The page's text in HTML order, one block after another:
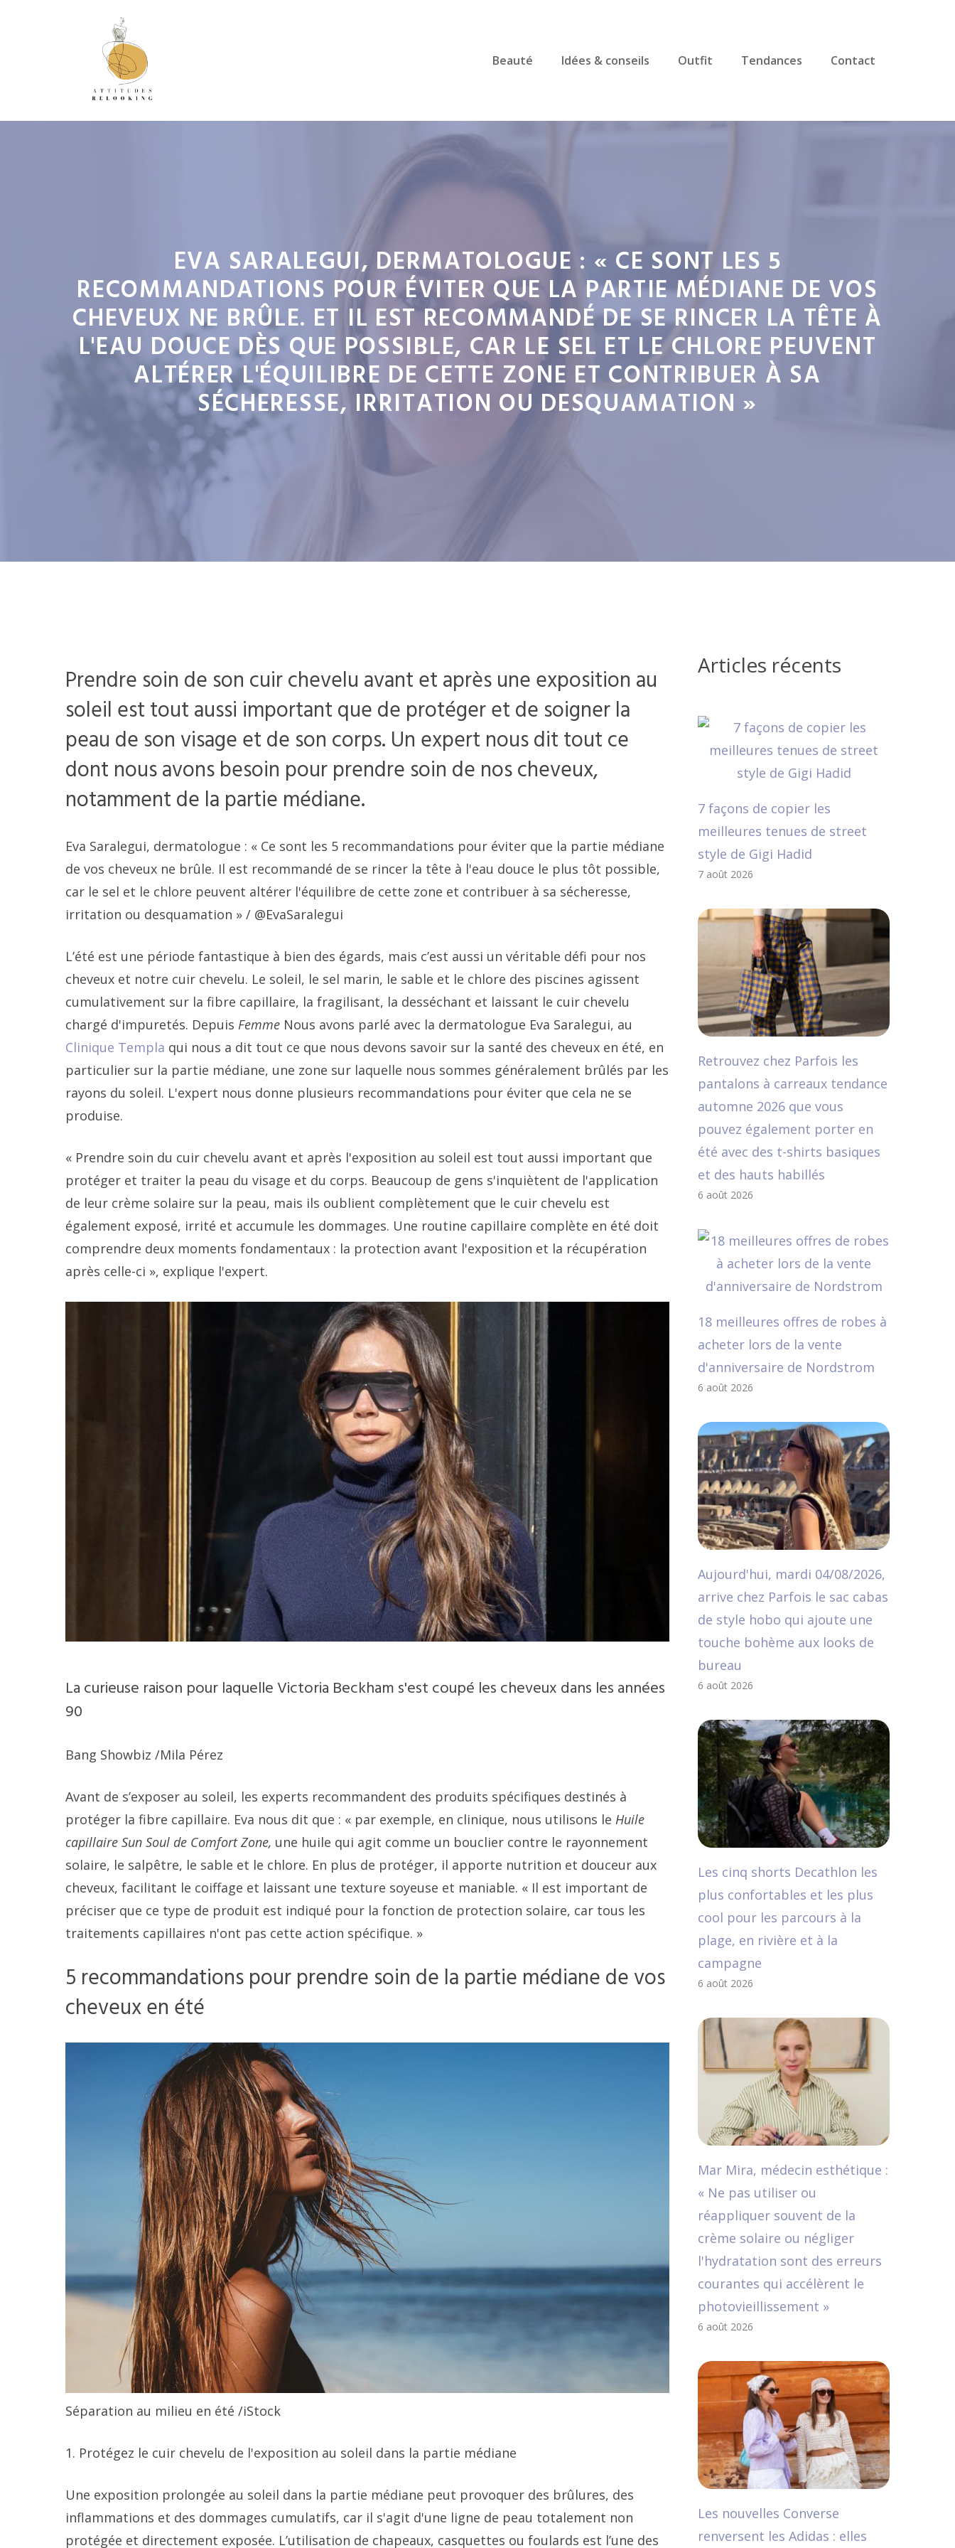
Beauté Idées & conseils Outfit Tendances Contact
EVA SARALEGUI, DERMATOLOGUE : « CE SONT LES 5
RECOMMANDATIONS POUR ÉVITER QUE LA PARTIE MÉDIANE DE VOS
CHEVEUX NE BRÛLE. ET IL EST RECOMMANDÉ DE SE RINCER LA TÊTE À
L'EAU DOUCE DÈS QUE POSSIBLE, CAR LE SEL ET LE CHLORE PEUVENT
ALTÉRER L'ÉQUILIBRE DE CETTE ZONE ET CONTRIBUER À SA
SÉCHERESSE, IRRITATION OU DESQUAMATION »
Prendre soin de son cuir chevelu avant et après une exposition au
soleil est tout aussi important que de protéger et de soigner la
peau de son visage et de son corps. Un expert nous dit tout ce
dont nous avons besoin pour prendre soin de nos cheveux,
notamment de la partie médiane.
Eva Saralegui, dermatologue : « Ce sont les 5 recommandations pour éviter que la partie médiane
de vos cheveux ne brûle. Il est recommandé de se rincer la tête à l'eau douce le plus tôt possible,
car le sel et le chlore peuvent altérer l'équilibre de cette zone et contribuer à sa sécheresse,
irritation ou desquamation » / @EvaSaralegui
L’été est une période fantastique à bien des égards, mais c’est aussi un véritable défi pour nos
cheveux et notre cuir chevelu. Le soleil, le sel marin, le sable et le chlore des piscines agissent
cumulativement sur la fibre capillaire, la fragilisant, la desséchant et laissant le cuir chevelu
chargé d'impuretés. Depuis Femme Nous avons parlé avec la dermatologue Eva Saralegui, au
Clinique Templa qui nous a dit tout ce que nous devons savoir sur la santé des cheveux en été, en
particulier sur la partie médiane, une zone sur laquelle nous sommes généralement brûlés par les
rayons du soleil. L'expert nous donne plusieurs recommandations pour éviter que cela ne se
produise.
« Prendre soin du cuir chevelu avant et après l'exposition au soleil est tout aussi important que
protéger et traiter la peau du visage et du corps. Beaucoup de gens s'inquiètent de l'application
de leur crème solaire sur la peau, mais ils oublient complètement que le cuir chevelu est
également exposé, irrité et accumule les dommages. Une routine capillaire complète en été doit
comprendre deux moments fondamentaux : la protection avant l'exposition et la récupération
après celle-ci », explique l'expert.
La curieuse raison pour laquelle Victoria Beckham s'est coupé les cheveux dans les années
90
Bang Showbiz /Mila Pérez
Avant de s’exposer au soleil, les experts recommandent des produits spécifiques destinés à
protéger la fibre capillaire. Eva nous dit que : « par exemple, en clinique, nous utilisons le Huile
capillaire Sun Soul de Comfort Zone, une huile qui agit comme un bouclier contre le rayonnement
solaire, le salpêtre, le sable et le chlore. En plus de protéger, il apporte nutrition et douceur aux
cheveux, facilitant le coiffage et laissant une texture soyeuse et maniable. « Il est important de
préciser que ce type de produit est indiqué pour la fonction de protection solaire, car tous les
traitements capillaires n'ont pas cette action spécifique. »
5 recommandations pour prendre soin de la partie médiane de vos
cheveux en été
Séparation au milieu en été /iStock
1. Protégez le cuir chevelu de l'exposition au soleil dans la partie médiane
Une exposition prolongée au soleil dans la partie médiane peut provoquer des brûlures, des
inflammations et des dommages cumulatifs, car il s'agit d'une ligne de peau totalement non
protégée et directement exposée. L’utilisation de chapeaux, casquettes ou foulards est l’une des
Articles récents
7 façons de copier les
meilleures tenues de street
style de Gigi Hadid
7 août 2026
Retrouvez chez Parfois les
pantalons à carreaux tendance
automne 2026 que vous
pouvez également porter en
été avec des t-shirts basiques
et des hauts habillés
6 août 2026
18 meilleures offres de robes à
acheter lors de la vente
d'anniversaire de Nordstrom
6 août 2026
Aujourd'hui, mardi 04/08/2026,
arrive chez Parfois le sac cabas
de style hobo qui ajoute une
touche bohème aux looks de
bureau
6 août 2026
Les cinq shorts Decathlon les
plus confortables et les plus
cool pour les parcours à la
plage, en rivière et à la
campagne
6 août 2026
Mar Mira, médecin esthétique :
« Ne pas utiliser ou
réappliquer souvent de la
crème solaire ou négliger
l'hydratation sont des erreurs
courantes qui accélèrent le
photovieillissement »
6 août 2026
Les nouvelles Converse
renversent les Adidas : elles